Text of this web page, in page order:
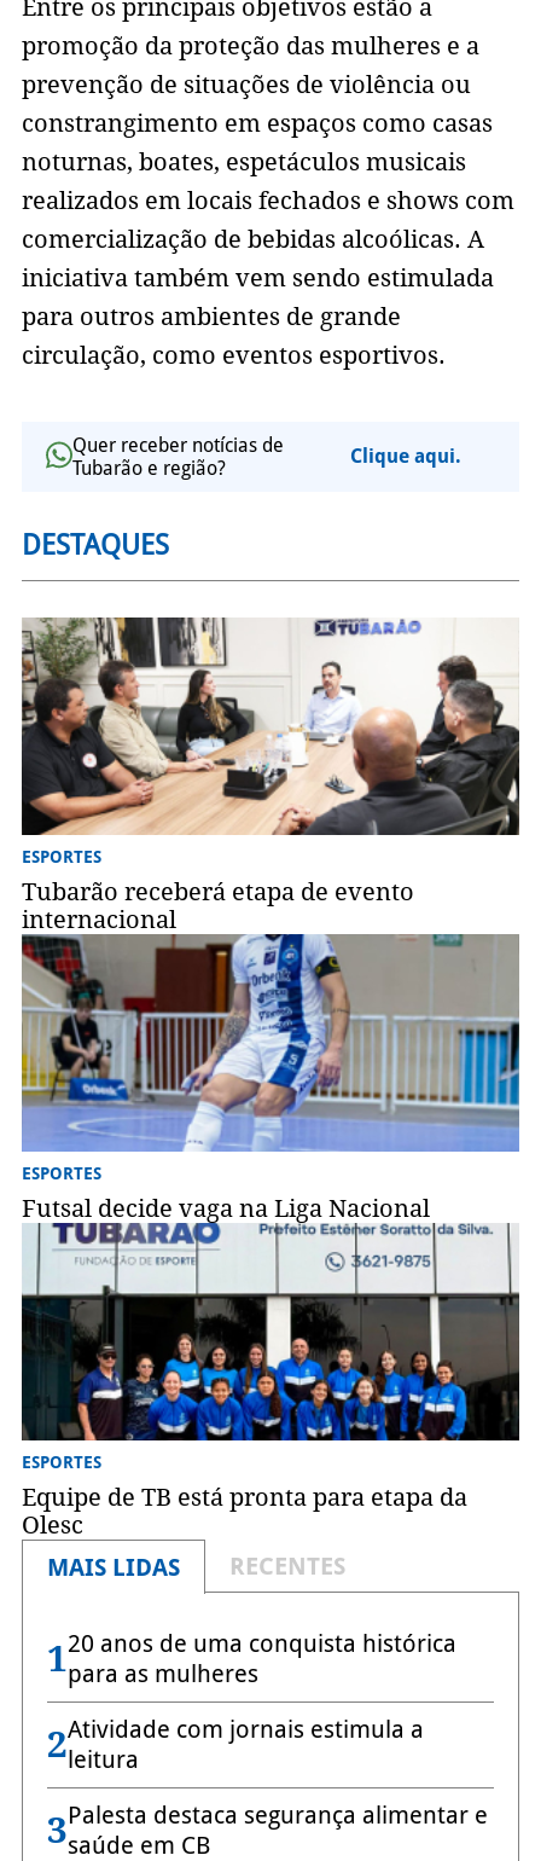
Entre os principais objetivos estão a
promoção da proteção das mulheres e a
prevenção de situações de violência ou
constrangimento em espaços como casas
noturnas, boates, espetáculos musicais
realizados em locais fechados e shows com
comercialização de bebidas alcoólicas. A
iniciativa também vem sendo estimulada
para outros ambientes de grande
circulação, como eventos esportivos.
Quer receber notícias de
Tubarão e região?
Clique aqui.
DESTAQUES
ESPORTES
Tubarão receberá etapa de evento
internacional
ESPORTES
Futsal decide vaga na Liga Nacional
ESPORTES
Equipe de TB está pronta para etapa da
Olesc
MAIS LIDAS
RECENTES
120 anos de uma conquista histórica
para as mulheres
2Atividade com jornais estimula a
leitura
3Palesta destaca segurança alimentar e
saúde em CB